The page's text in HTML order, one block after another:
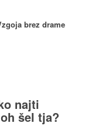
brez drame
najti
šel tja?